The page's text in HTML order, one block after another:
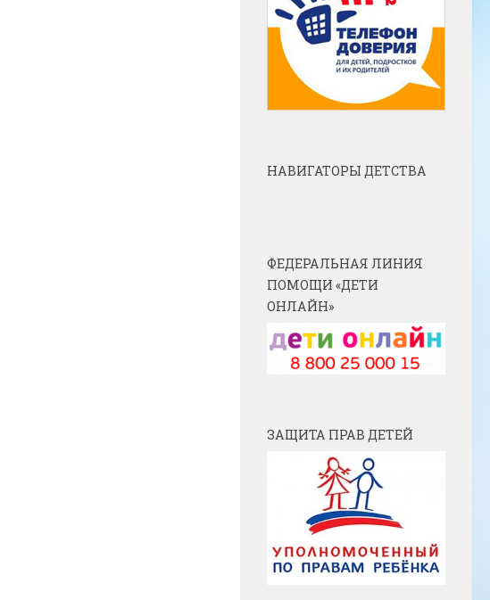
НАВИГАТОРЫ ДЕТСТВА
ФЕДЕРАЛЬНАЯ ЛИНИЯ
ПОМОЩИ «ДЕТИ
ОНЛАЙН»
ЗАЩИТА ПРАВ ДЕТЕЙ